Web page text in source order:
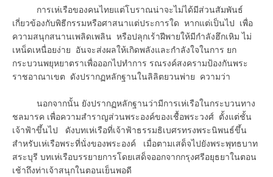
การเห่เรือของคนไทยแต่โบราณน่าจะไม่ได้มีส่วนสัมพันธ์
เกี่ยวข้องกับพิธีกรรมหรือศาสนาแต่ประการใด หากแต่เป็นไป เพื่อ
ความสนุกสนานเพลิดเพลิน หรือปลุกเร้าฝีพายให้มีกำลังฮึกเหิม ไม่
เหน็ดเหนื่อยง่าย อันจะส่งผลให้เกิดพลังและกำลังใจในการ ยก
กระบวนพยุหยาตราเพื่อออกไปทำการ รณรงค์สงครามป้องกันพระ
ราชอาณาเขต ดังปรากฏหลักฐานในลิลิตยวนพ่าย ความว่า
นอกจากนั้น ยังปรากฏหลักฐานว่ามีการเห่เรือในกระบวนทาง
ชลมารค เพื่อความสำราญส่วนพระองค์ของเชื้อพระวงศ์ ตั้งแต่ชั้น
เจ้าฟ้าขึ้นไป ดังบทเห่เรือที่เจ้าฟ้าธรรมธิเบศรทรงพระนิพนธ์ขึ้น
สำหรับเห่เรือพระที่นั่งของพระองค์ เมื่อตามเสด็จไปยังพระพุทธบาท
สระบุรี บทเห่เรือบรรยายการโดยเสด็จออกจากกรุงศรีอยุธยาในตอน
เช้าถึงท่าเจ้าสนุกในตอนเย็นพอดี